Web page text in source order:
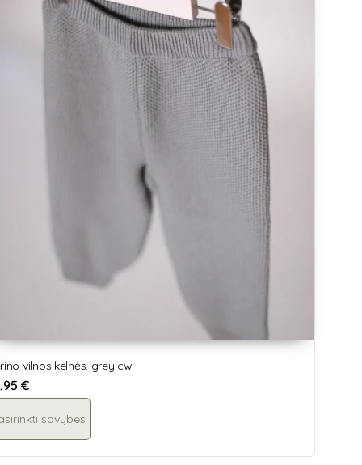
vilnos kelnės, grey cw
€
savybes